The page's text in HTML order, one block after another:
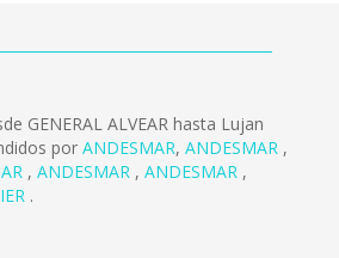
GENERAL ALVEAR hasta Lujan
por ANDESMAR, ANDESMAR ,
, ANDESMAR , ANDESMAR ,
.